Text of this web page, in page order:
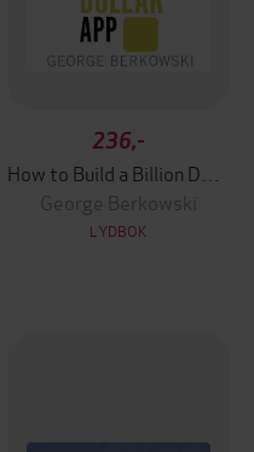
236,-
George Berkowski
LYDBOK